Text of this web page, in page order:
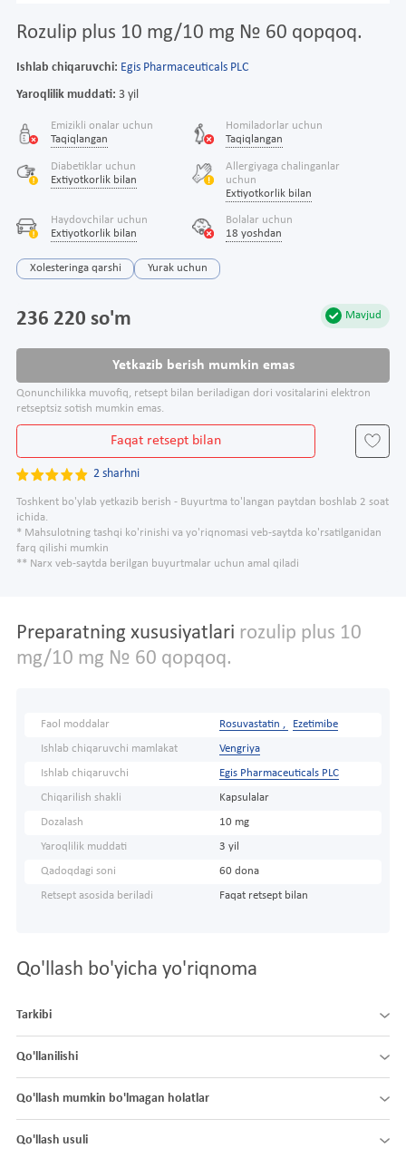
Rozulip plus 10 mg/10 mg № 60 qopqoq.
Ishlab chiqaruvchi: Egis Pharmaceuticals PLC
Yaroqlilik muddati: 3 yil
Emizikli onalar uchun
Taqiqlangan
Homiladorlar uchun
Taqiqlangan
Diabetiklar uchun
Extiyotkorlik bilan
Allergiyaga chalinganlar
uchun
Extiyotkorlik bilan
Haydovchilar uchun
Extiyotkorlik bilan
Bolalar uchun
18 yoshdan
Xolesteringa qarshi Yurak uchun
Mavjud
236 220 so'm
Yetkazib berish mumkin emas
Qonunchilikka muvofiq, retsept bilan beriladigan dori vositalarini elektron
retseptsiz sotish mumkin emas.
Faqat retsept bilan
2 sharhni
Toshkent bo'ylab yetkazib berish - Buyurtma to'langan paytdan boshlab 2 soat
ichida.
* Mahsulotning tashqi ko'rinishi va yo'riqnomasi veb-saytda ko'rsatilganidan
farq qilishi mumkin
** Narx veb-saytda berilgan buyurtmalar uchun amal qiladi
Preparatning xususiyatlari rozulip plus 10
mg/10 mg № 60 qopqoq.
Faol moddalar Rosuvastatin , Ezetimibe
Ishlab chiqaruvchi mamlakat Vengriya
Ishlab chiqaruvchi Egis Pharmaceuticals PLC
Chiqarilish shakli Kapsulalar
Dozalash 10 mg
Yaroqlilik muddati 3 yil
Qadoqdagi soni 60 dona
Retsept asosida beriladi Faqat retsept bilan
Qo'llash bo'yicha yo'riqnoma
Tarkibi
Qo'llanilishi
Qo'llash mumkin bo'lmagan holatlar
Qo'llash usuli